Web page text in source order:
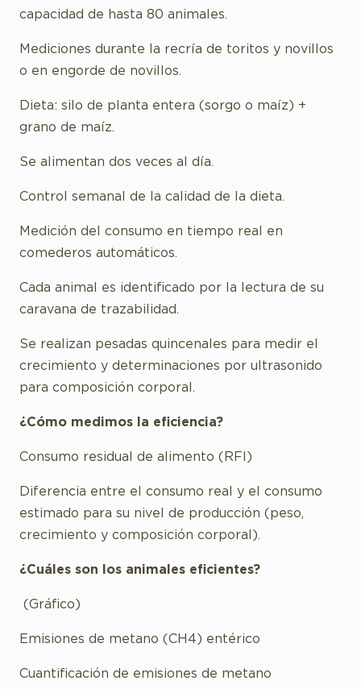
capacidad de hasta 80 animales.
Mediciones durante la recría de toritos y novillos
o en engorde de novillos.
Dieta: silo de planta entera (sorgo o maíz) +
grano de maíz.
Se alimentan dos veces al día.
Control semanal de la calidad de la dieta.
Medición del consumo en tiempo real en
comederos automáticos.
Cada animal es identificado por la lectura de su
caravana de trazabilidad.
Se realizan pesadas quincenales para medir el
crecimiento y determinaciones por ultrasonido
para composición corporal.
¿Cómo medimos la eficiencia?
Consumo residual de alimento (RFI)
Diferencia entre el consumo real y el consumo
estimado para su nivel de producción (peso,
crecimiento y composición corporal).
¿Cuáles son los animales eficientes?
(Gráfico)
Emisiones de metano (CH4) entérico
Cuantificación de emisiones de metano